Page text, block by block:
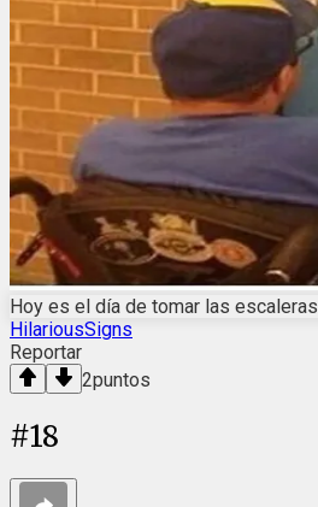
Hoy es el día de tomar las escaleras
HilariousSigns
Reportar
2puntos
#18